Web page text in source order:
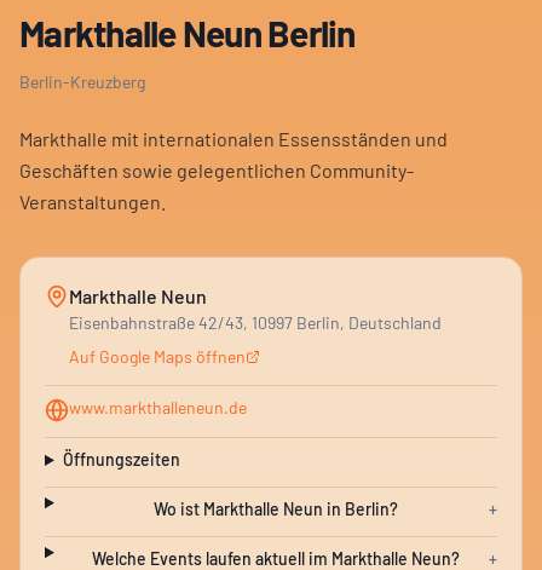
Markthalle Neun Berlin
Berlin-Kreuzberg
Markthalle mit internationalen Essensständen und
Geschäften sowie gelegentlichen Community-
Veranstaltungen.
Markthalle Neun
Eisenbahnstraße 42/43, 10997 Berlin, Deutschland
Auf Google Maps öffnen
www.markthalleneun.de
Öffnungszeiten
Wo ist Markthalle Neun in Berlin? +
Welche Events laufen aktuell im Markthalle Neun? +